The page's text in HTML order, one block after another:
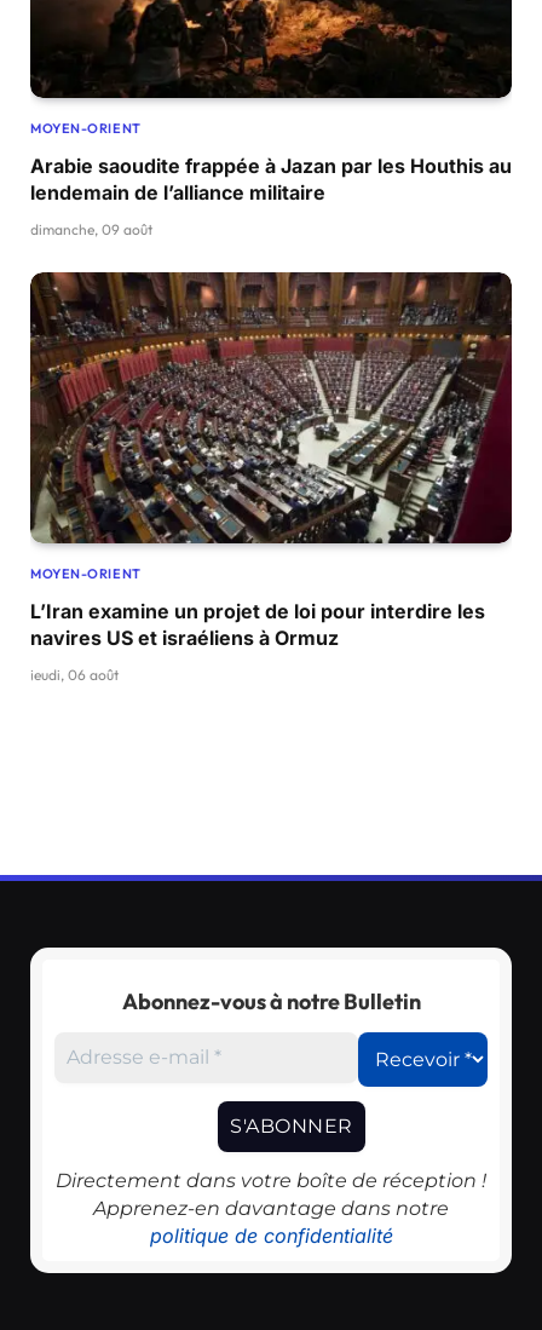
MOYEN-ORIENT
Arabie saoudite frappée à Jazan par les Houthis au
lendemain de l’alliance militaire
dimanche, 09 août
MOYEN-ORIENT
L’Iran examine un projet de loi pour interdire les
navires US et israéliens à Ormuz
jeudi, 06 août
Abonnez-vous à notre Bulletin
Directement dans votre boîte de réception !
Apprenez-en davantage dans notre
politique de confidentialité